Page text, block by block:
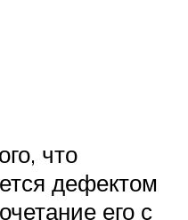
что
дефектом
его с